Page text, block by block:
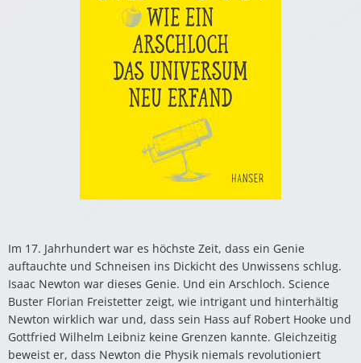
Im 17. Jahrhundert war es höchste Zeit, dass ein Genie
auftauchte und Schneisen ins Dickicht des Unwissens schlug.
Isaac Newton war dieses Genie. Und ein Arschloch. Science
Buster Florian Freistetter zeigt, wie intrigant und hinterhältig
Newton wirklich war und, dass sein Hass auf Robert Hooke und
Gottfried Wilhelm Leibniz keine Grenzen kannte. Gleichzeitig
beweist er, dass Newton die Physik niemals revolutioniert